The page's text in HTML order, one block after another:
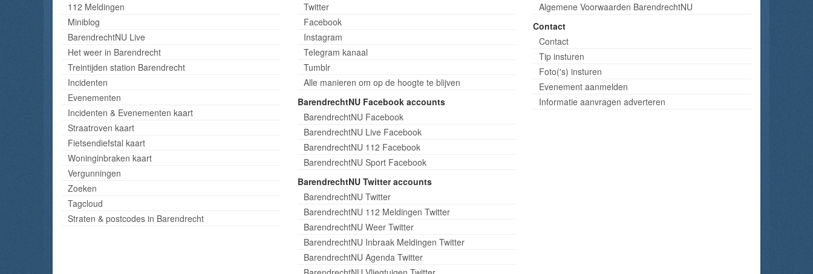
112 Meldingen
Miniblog
BarendrechtNU Live
Het weer in Barendrecht
Treintijden station Barendrecht
Incidenten
Evenementen
Incidenten & Evenementen kaart
Straatroven kaart
Fietsendiefstal kaart
Woninginbraken kaart
Vergunningen
Zoeken
Tagcloud
Straten & postcodes in Barendrecht
Twitter
Facebook
Instagram
Telegram kanaal
Tumblr
Alle manieren om op de hoogte te blijven
BarendrechtNU Facebook accounts
BarendrechtNU Facebook
BarendrechtNU Live Facebook
BarendrechtNU 112 Facebook
BarendrechtNU Sport Facebook
BarendrechtNU Twitter accounts
BarendrechtNU Twitter
BarendrechtNU 112 Meldingen Twitter
BarendrechtNU Weer Twitter
BarendrechtNU Inbraak Meldingen Twitter
BarendrechtNU Agenda Twitter
Algemene Voorwaarden BarendrechtNU
Contact
Contact
Tip insturen
Foto('s) insturen
Evenement aanmelden
Informatie aanvragen adverteren